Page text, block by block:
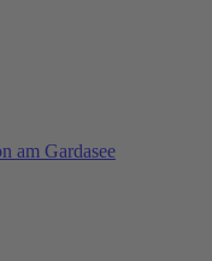
am Gardasee